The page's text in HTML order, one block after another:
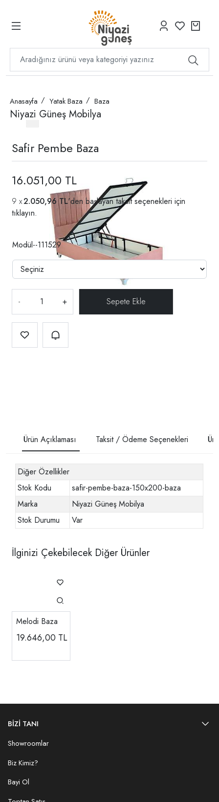
Anasayfa Yatak Baza Baza
Niyazi Güneş Mobilya
Safir Pembe Baza
16.051,00 TL
2.050,96 TL'den başlayan taksit seçenekleri için
tıklayın.
Modül--111529
- +
Ürün Açıklaması Taksit / Ödeme Seçenekleri
Diğer Özellikler
Stok Kodu
safir-pembe-baza-150x200-baza
Marka
Niyazi Güneş Mobilya
Stok Durumu
Var
İlginizi Çekebilecek Diğer Ürünler
Melodi Baza
19.646,00 TL
BİZİ TANI
Showroomlar
Biz Kimiz?
Bayi Ol